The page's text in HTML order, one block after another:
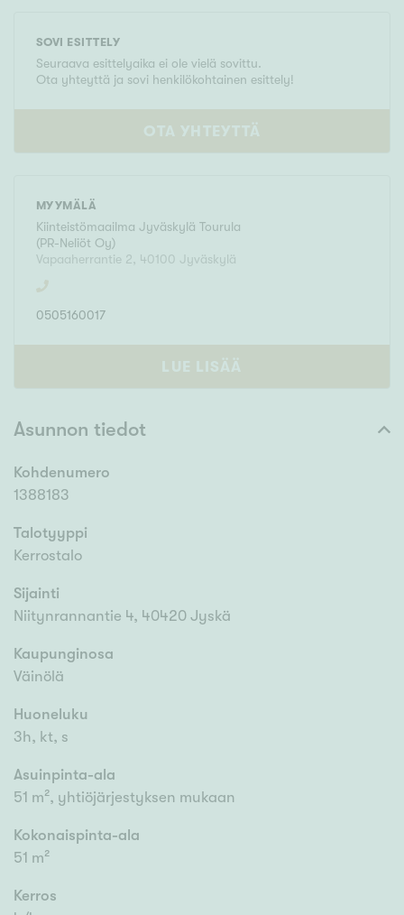
SOVI ESITTELY
Seuraava esittelyaika ei ole vielä sovittu.
Ota yhteyttä ja sovi henkilökohtainen esittely!
OTA YHTEYTTÄ
MYYMÄLÄ
Kiinteistömaailma Jyväskylä Tourula
(PR-Neliöt Oy)
Vapaaherrantie 2, 40100 Jyväskylä
0505160017
LUE LISÄÄ
Asunnon tiedot
Kohdenumero
1388183
Talotyyppi
Kerrostalo
Sijainti
Niitynrannantie 4, 40420 Jyskä
Kaupunginosa
Väinölä
Huoneluku
3h, kt, s
Asuinpinta-ala
51 m², yhtiöjärjestyksen mukaan
Kokonaispinta-ala
51 m²
Kerros